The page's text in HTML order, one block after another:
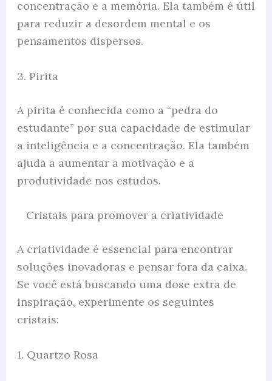
concentração e a memória. Ela também é útil
para reduzir a desordem mental e os
pensamentos dispersos.
3. Pirita
A pirita é conhecida como a “pedra do
estudante” por sua capacidade de estimular
a inteligência e a concentração. Ela também
ajuda a aumentar a motivação e a
produtividade nos estudos.
Cristais para promover a criatividade
A criatividade é essencial para encontrar
soluções inovadoras e pensar fora da caixa.
Se você está buscando uma dose extra de
inspiração, experimente os seguintes
cristais:
1. Quartzo Rosa